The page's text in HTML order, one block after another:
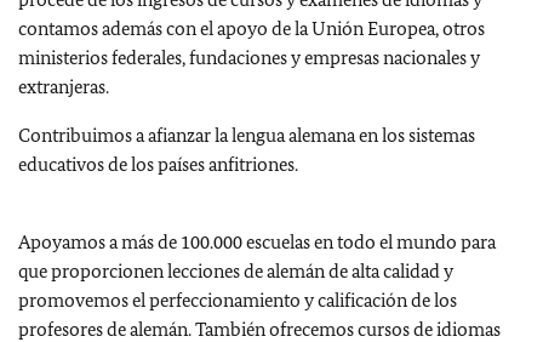
contamos además con el apoyo de la Unión Europea, otros
ministerios federales, fundaciones y empresas nacionales y
extranjeras.
Contribuimos a afianzar la lengua alemana en los sistemas
educativos de los países anfitriones.
Apoyamos a más de 100.000 escuelas en todo el mundo para
que proporcionen lecciones de alemán de alta calidad y
promovemos el perfeccionamiento y calificación de los
profesores de alemán. También ofrecemos cursos de idiomas